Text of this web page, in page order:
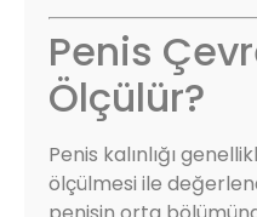
Penis
Ölçülür?
Penis kalınlığı
ölçülmesi ile